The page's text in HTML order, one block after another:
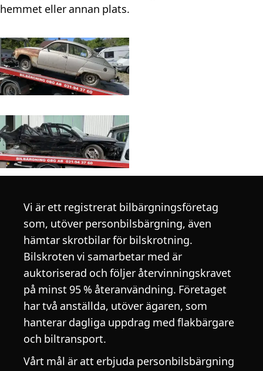
hemmet eller annan plats.
Vi är ett registrerat bilbärgningsföretag
som, utöver personbilsbärgning, även
hämtar skrotbilar för bilskrotning.
Bilskroten vi samarbetar med är
auktoriserad och följer återvinningskravet
på minst 95 % återanvändning. Företaget
har två anställda, utöver ägaren, som
hanterar dagliga uppdrag med flakbärgare
och biltransport.
Vårt mål är att erbjuda personbilsbärgning